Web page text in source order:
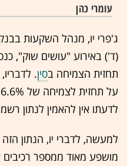
עומרי כהן
ג'פרי יו, מנהל השקעות בבנק
(ד') באירוע "עושים שוק",
תחזית הצמיחה בסין.
על תחזית לצמיחה של 6.6% ב
לדעתו אין להאמין לנתון
למעשה, לדברי יו, הנתון
מושפע מאוד ממספר רכיבים